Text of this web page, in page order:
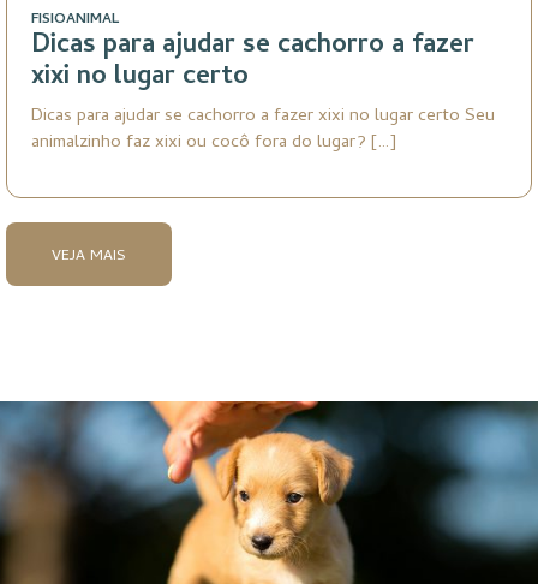
FISIOANIMAL
Dicas para ajudar se cachorro a fazer
xixi no lugar certo
Dicas para ajudar se cachorro a fazer xixi no lugar certo Seu
animalzinho faz xixi ou cocô fora do lugar? […]
VEJA MAIS